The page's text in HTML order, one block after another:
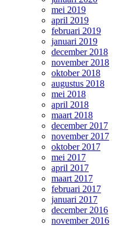
mei 2019
april 2019
februari 2019
januari 2019
december 2018
november 2018
oktober 2018
augustus 2018
mei 2018
april 2018
maart 2018
december 2017
november 2017
oktober 2017
mei 2017
april 2017
maart 2017
februari 2017
januari 2017
december 2016
november 2016